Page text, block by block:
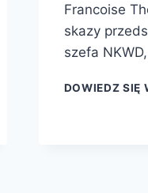
Francoise
skazy
szefa
DOWIEDZ SIĘ